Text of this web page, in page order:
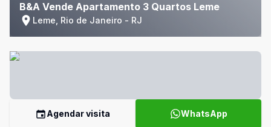
B&A Vende Apartamento 3 Quartos Leme
Leme, Rio de Janeiro - RJ
Agendar visita WhatsApp